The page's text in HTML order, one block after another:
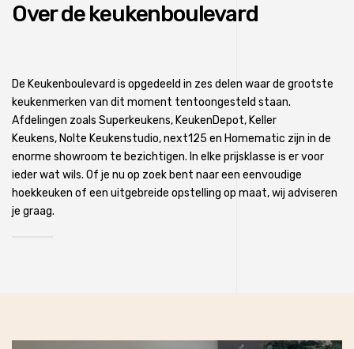
Over de keukenboulevard
De Keukenboulevard is opgedeeld in zes delen waar de grootste
keukenmerken van dit moment tentoongesteld staan.
Afdelingen zoals Superkeukens, KeukenDepot, Keller
Keukens, Nolte Keukenstudio,next125 en Homematic zijn in de
enorme showroom te bezichtigen. In elke prijsklasse is er voor
ieder wat wils. Of je nu op zoek bent naar een eenvoudige
hoekkeuken of een uitgebreide opstelling op maat, wij adviseren
je graag.